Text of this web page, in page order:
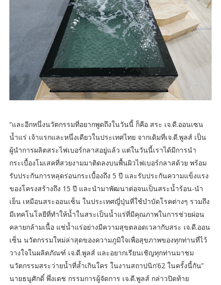
“และอีกหนึ่งนวัตกรรมที่อยากพูดถึงในวันนี้ ก็คือ สระ เจ.ดี.ออนเซน
น้ำแร่ เจ้าแรกและหนึ่งเดียวในประเทศไทย จากเดิมที่เจ.ดี.พูลส์ เป็น
ผู้นำการผลิตสระไฟเบอร์กลาสอยู่แล้ว แต่ในวันนี้เราได้มีการนำ
กระเบื้องโมเสคที่สวยงามมาติดลงบนพื้นผิวไฟเบอร์กลาสด้วย พร้อม
รับประกันการหลุดร่อนกระเบื้องถึง 5 ปี และรับประกันความแข็งแรง
ของโครงสร้างถึง 15 ปี และนำมาพัฒนาต่อจนเป็นสระน้ำร้อน-นำ
เย็น เหมือนสระออนเซ็น ในประเทศญี่ปุ่นที่ใช้บำบัดโรคต่างๆ รวมถึง
มีเทคโนโลยีที่ทำให้น้ำในสระเป็นน้ำแร่ที่มีคุณภาพในการช่วยผ่อน
คลายกล้ามเนื้อ แช่น้ำแร่อย่างมีความสุขตลอดเวลากับสระ เจ.ดี.ออน
เซ็น นวัตกรรมใหม่ล่าสุดของความภูมิใจเพื่อสุขภาพของทุกท่านที่ไว้
วางใจในผลิตภัณฑ์ เจ.ดี.พูลส์ และอยากเรียนเชิญทุกท่านมาชม
นวัตกรรมสระว่ายน้ำที่ล้ำเกินใคร ในงานสถาปนิก’62 ในครั้งนี้กัน”
นายธนูศักดิ์ พึ่งเดช กรรมการผู้จัดการ เจ.ดี.พูลส์ กล่าวปิดท้าย